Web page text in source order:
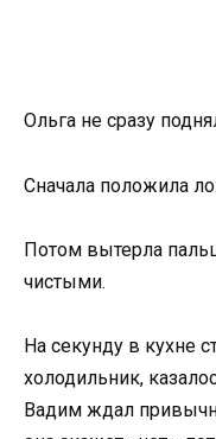
Ольга не сразу
Сначала положила
Потом вытерла
чистыми.
На секунду в кухне
холодильник,
Вадим ждал